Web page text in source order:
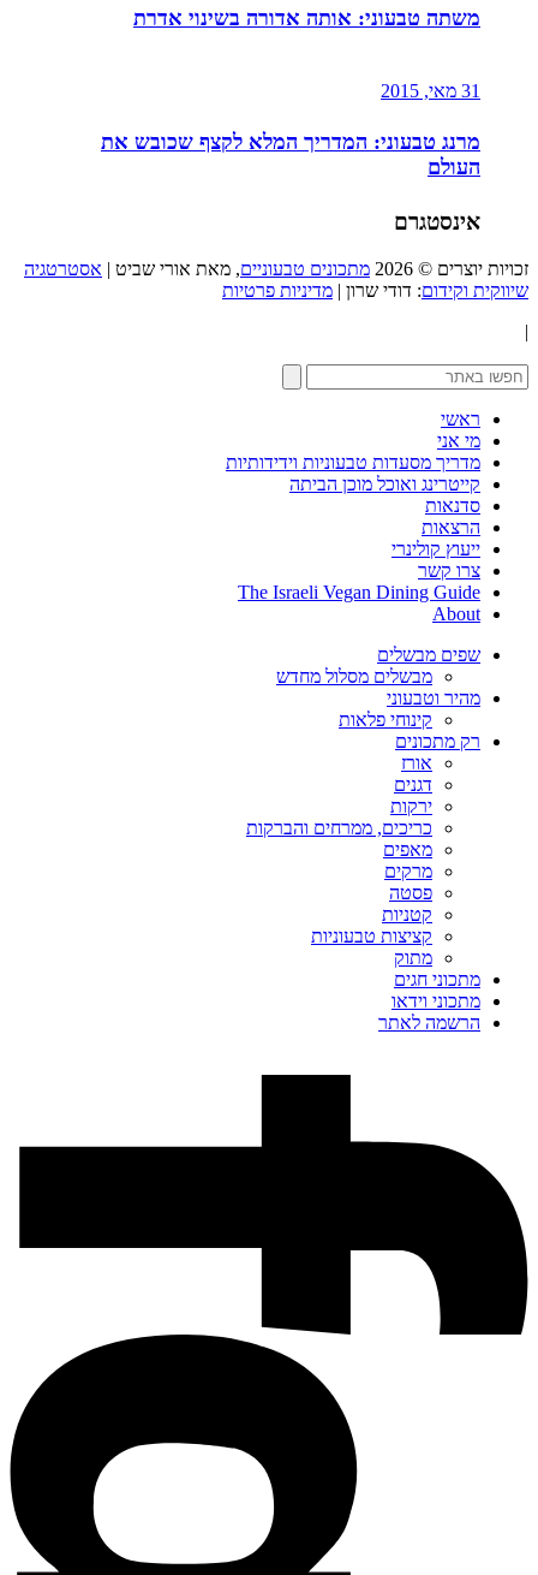
משתה טבעוני: אותה אדורה בשינוי אדרת
31 מאי, 2015
מרנג טבעוני: המדריך המלא לקצף שכובש את
העולם
אינסטגרם
זכויות יוצרים © 2026 מתכונים טבעוניים, מאת אורי שביט | אסטרטגיה
שיווקית וקידום: דודי שרון | מדיניות פרטיות
|
ראשי
מי אני
מדריך מסעדות טבעוניות וידידותיות
קייטרינג ואוכל מוכן הביתה
סדנאות
הרצאות
ייעוץ קולינרי
צרו קשר
The Israeli Vegan Dining Guide
About
שפים מבשלים
מבשלים מסלול מחדש
מהיר וטבעוני
קינוחי פלאות
רק מתכונים
אורז
דגנים
ירקות
כריכים, ממרחים והברקות
מאפים
מרקים
פסטה
קטניות
קציצות טבעוניות
מתוק
מתכוני חגים
מתכוני וידאו
הרשמה לאתר